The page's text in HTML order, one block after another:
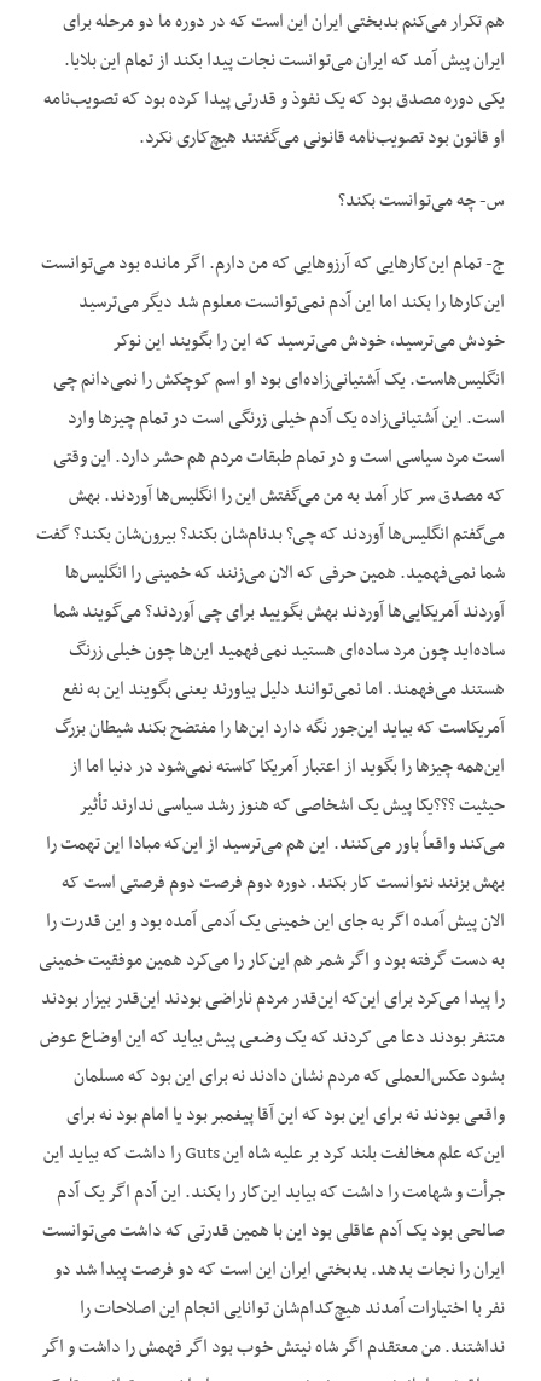
هم تکرار می‌کنم بدبختی ایران این است که در دوره ما دو مرحله برای
ایران پیش آمد که ایران می‌توانست نجات پیدا بکند از تمام این بلایا.
یکی دوره مصدق بود که یک نفوذ و قدرتی پیدا کرده بود که تصویب‌نامه
او قانون بود تصویب‌نامه قانونی می‌گفتند هیچ‌کاری نکرد.
س- چه می‌توانست بکند؟
ج- تمام این‌کارهایی که آرزوهایی که من دارم. اگر مانده بود می‌توانست
این‌کارها را بکند اما این آدم نمی‌توانست معلوم شد دیگر می‌ترسید
خودش می‌ترسید، خودش می‌ترسید که این را بگویند این نوکر
انگلیس‌هاست. یک آشتیانی‌زاده‌ای بود او اسم کوچکش را نمی‌دانم چی
است. این آشتیانی‌زاده یک آدم خیلی زرنگی است در تمام چیزها وارد
است مرد سیاسی است و در تمام طبقات مردم هم حشر دارد. این وقتی
که مصدق سر کار آمد به من می‌گفتش این را انگلیس‌ها آوردند. بهش
می‌گفتم انگلیس‌ها آوردند که چی؟ بدنام‌شان بکند؟ بیرون‌شان بکند؟ گفت
شما نمی‌فهمید. همین حرفی که الان می‌زنند که خمینی را انگلیس‌ها
آوردند آمریکایی‌ها آوردند بهش بگویید برای چی آوردند؟ می‌گویند شما
ساده‌اید چون مرد ساده‌ای هستید نمی‌فهمید این‌ها چون خیلی زرنگ
هستند می‌فهمند. اما نمی‌توانند دلیل بیاورند یعنی بگویند این به نفع
آمریکاست که بیاید این‌جور نگه دارد این‌ها را مفتضح بکند شیطان بزرگ
این‌همه چیزها را بگوید از اعتبار آمریکا کاسته نمی‌شود در دنیا اما از
حیثیت ؟؟؟یکا پیش یک اشخاصی که هنوز رشد سیاسی ندارند تأثیر
می‌کند واقعاً باور می‌کنند. این هم می‌ترسید از این‌که مبادا این تهمت را
بهش بزنند نتوانست کار بکند. دوره دوم فرصت دوم فرصتی است که
الان پیش آمده اگر به جای این خمینی یک آدمی آمده بود و این قدرت را
به دست گرفته بود و اگر شمر هم این‌کار را می‌کرد همین موفقیت خمینی
را پیدا می‌کرد برای این‌که این‌قدر مردم ناراضی بودند این‌قدر بیزار بودند
متنفر بودند دعا می کردند که یک وضعی پیش بیاید که این اوضاع عوض
بشود عکس‌العملی که مردم نشان دادند نه برای این بود که مسلمان
واقعی بودند نه برای این بود که این آقا پیغمبر بود یا امام بود نه برای
این‌که علم مخالفت بلند کرد بر علیه شاه این Guts را داشت که بیاید این
جرأت و شهامت را داشت که بیاید این‌کار را بکند. این آدم اگر یک آدم
صالحی بود یک آدم عاقلی بود این با همین قدرتی که داشت می‌توانست
ایران را نجات بدهد. بدبختی ایران این است که دو فرصت پیدا شد دو
نفر با اختیارات آمدند هیچ‌کدام‌شان توانایی انجام این اصلاحات را
نداشتند. من معتقدم اگر شاه نیتش خوب بود اگر فهمش را داشت و اگر